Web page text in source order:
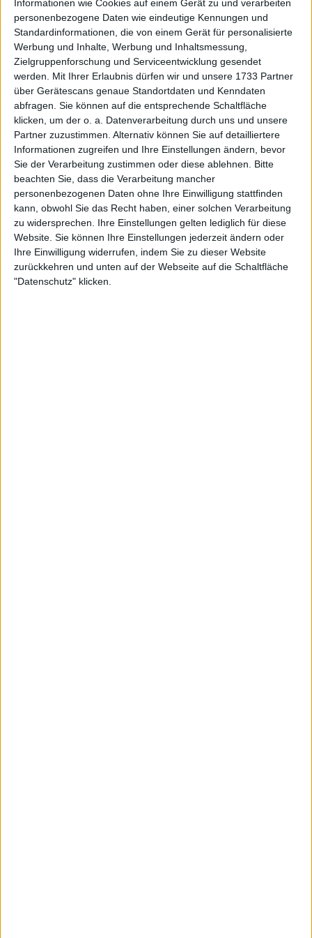
Informationen wie Cookies auf einem Gerät zu und verarbeiten
personenbezogene Daten wie eindeutige Kennungen und
Standardinformationen, die von einem Gerät für personalisierte
Werbung und Inhalte, Werbung und Inhaltsmessung,
Zielgruppenforschung und Serviceentwicklung gesendet
werden. Mit Ihrer Erlaubnis dürfen wir und unsere 1733 Partner
über Gerätescans genaue Standortdaten und Kenndaten
abfragen. Sie können auf die entsprechende Schaltfläche
klicken, um der o. a. Datenverarbeitung durch uns und unsere
Partner zuzustimmen. Alternativ können Sie auf detailliertere
Informationen zugreifen und Ihre Einstellungen ändern, bevor
Sie der Verarbeitung zustimmen oder diese ablehnen. Bitte
beachten Sie, dass die Verarbeitung mancher
personenbezogenen Daten ohne Ihre Einwilligung stattfinden
kann, obwohl Sie das Recht haben, einer solchen Verarbeitung
zu widersprechen. Ihre Einstellungen gelten lediglich für diese
Website. Sie können Ihre Einstellungen jederzeit ändern oder
Ihre Einwilligung widerrufen, indem Sie zu dieser Website
zurückkehren und unten auf der Webseite auf die Schaltfläche
"Datenschutz" klicken.
Weiterlesen
Porsche Tennis Grand Prix
Stuttgart WTA PREISGELD und
Punkteaufteilung mit 922.573 $
im Preispool